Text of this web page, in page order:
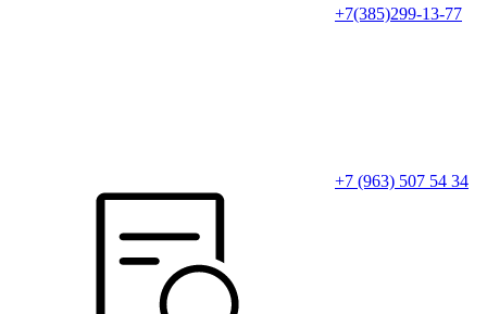
+7(385)299-13-77
+7 (963) 507 54 34